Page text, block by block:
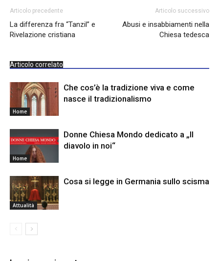
Articolo precedente
La differenza fra “Tanzil” e
Rivelazione cristiana
Articolo successivo
Abusi e insabbiamenti nella
Chiesa tedesca
Articolo correlato
Home
Che cos’è la tradizione viva e come
nasce il tradizionalismo
Home
Donne Chiesa Mondo dedicato a „Il
diavolo in noi“
Attualità
Cosa si legge in Germania sullo scisma